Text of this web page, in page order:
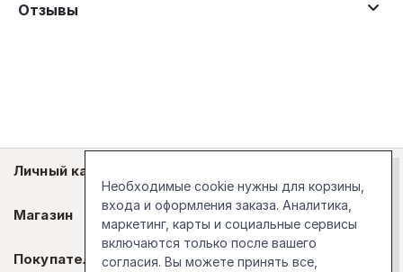
Отзывы
Личный кабинет
Магазин
Покупателям
Необходимые cookie нужны для корзины,
входа и оформления заказа. Аналитика,
маркетинг, карты и социальные сервисы
включаются только после вашего
согласия. Вы можете принять все,